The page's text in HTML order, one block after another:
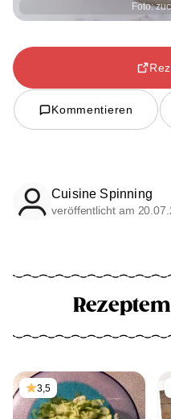
Foto:
Kommentieren
Cuisine Spinning
veröffentlicht am
3,5